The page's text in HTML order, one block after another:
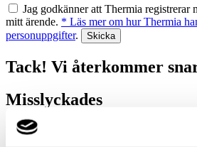
Jag godkänner att Thermia
mitt ärende. * Läs mer om hur Thermia
personuppgifter.
Tack! Vi återkommer
Misslyckades
Ring oss